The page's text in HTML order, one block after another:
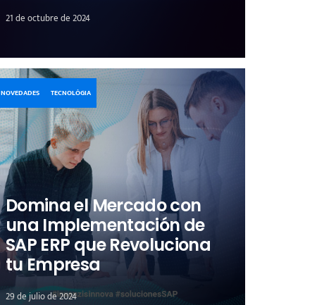
21 de octubre de 2024
Domina el Mercado con
una Implementación de
SAP ERP que Revoluciona
tu Empresa
29 de julio de 2024
NOVEDADES TECNOLÓGIA